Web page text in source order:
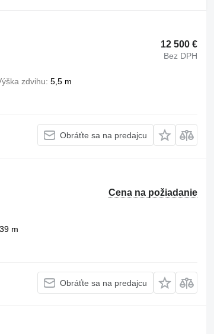
12 500 €
Bez DPH
zdvihu 5,5 m
Obráťte sa na predajcu
Cena na požiadanie
m
Obráťte sa na predajcu